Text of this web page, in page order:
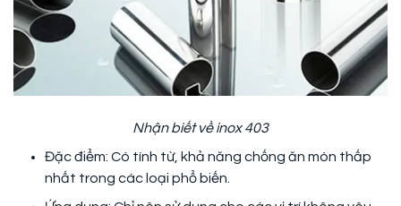
Nhận biết về inox 403
Đặc điểm: Có tính từ, khả năng chống ăn mòn thấp
nhất trong các loại phổ biến.